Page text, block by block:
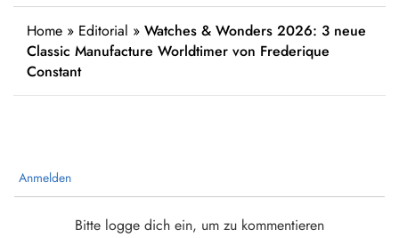
Home » Editorial » Watches & Wonders 2026: 3 neue
Classic Manufacture Worldtimer von Frederique
Constant
Anmelden
Bitte logge dich ein, um zu kommentieren